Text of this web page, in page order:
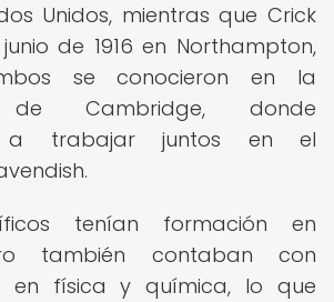
Unidos, mientras que Crick
de 1916 en Northampton,
se conocieron en la
de Cambridge, donde
a trabajar juntos en el
tenían formación en
también contaban con
en física y química, lo que